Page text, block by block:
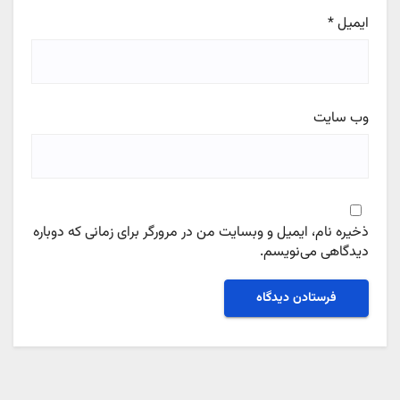
ایمیل*
وب‌ سایت
ذخیره نام، ایمیل و وبسایت من در مرورگر برای زمانی که دوباره
دیدگاهی می‌نویسم.